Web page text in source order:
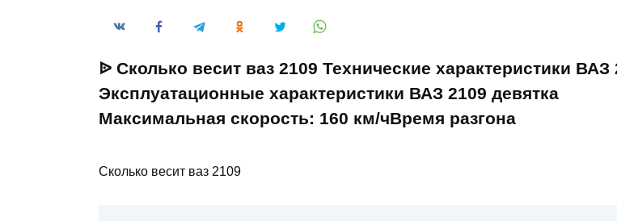
ᐉ Сколько весит ваз 2109 Технические характеристики ВАЗ
Эксплуатационные характеристики ВАЗ 2109 девятка
Максимальная скорость: 160 км/чВремя разгона
Сколько весит ваз 2109